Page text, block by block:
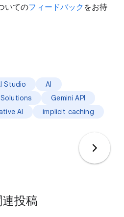
いてのフィードバック をお待
Studio
AI
Solutions
Gemini API
AI
implicit caching
投稿